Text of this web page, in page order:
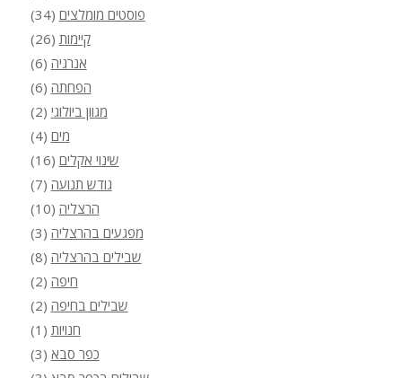
פוסטים מומלצים (34)
קיימות (26)
אנרגיה (6)
הפחתה (6)
מגוון ביולוגי (2)
מים (4)
שינוי אקלים (16)
גודש תנועה (7)
הרצליה (10)
מפגעים בהרצליה (3)
שבילים בהרצליה (8)
חיפה (2)
שבילים בחיפה (2)
חנויות (1)
כפר סבא (3)